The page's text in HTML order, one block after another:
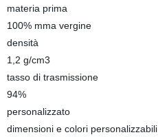
materia prima
100% mma vergine
densità
1,2 g/cm3
tasso di trasmissione
94%
personalizzato
dimensioni e colori personalizzabili